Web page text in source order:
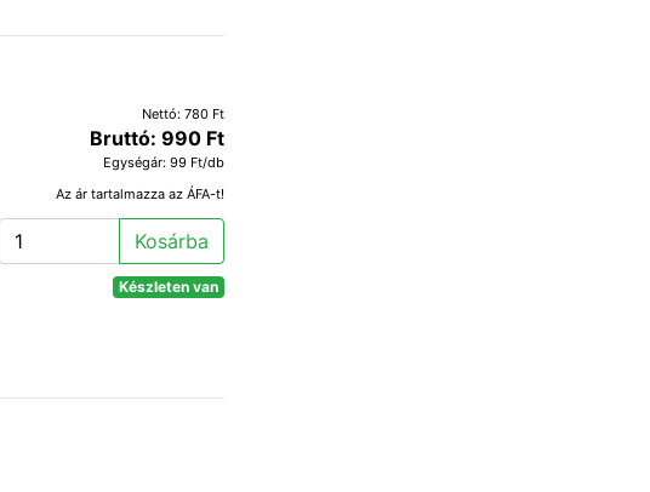
Nettó: 780 Ft
Bruttó: 990 Ft
Egységár: 99 Ft/db
Az ár tartalmazza az ÁFA-t!
Kosárba
Készleten van